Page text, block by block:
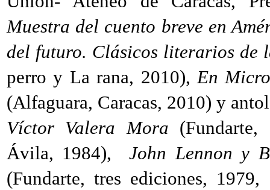
Muestra del cuento breve en
del futuro. Clásicos literarios de
perro y La rana, 2010),En
(Alfaguara, Caracas, 2010) y
Víctor Valera Mora
Ávila, 1984),John Lennon y
(Fundarte, tres ediciones,